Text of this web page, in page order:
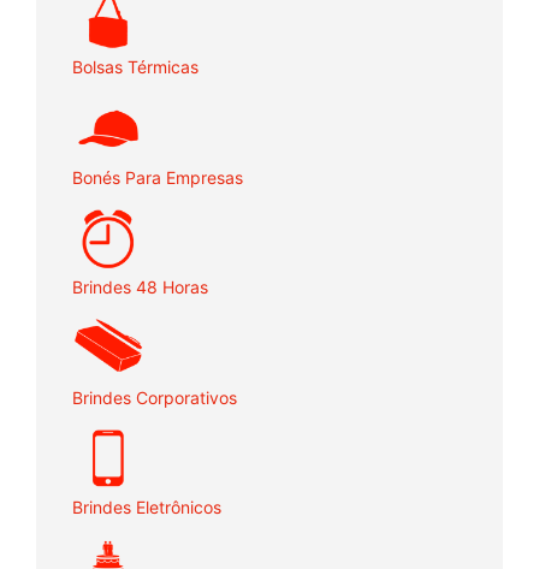
Bolsas Térmicas
Bonés Para Empresas
Brindes 48 Horas
Brindes Corporativos
Brindes Eletrônicos